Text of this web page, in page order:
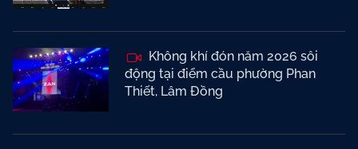
Không khí đón năm 2026 sôi
động tại điểm cầu phường Phan
Thiết, Lâm Đồng